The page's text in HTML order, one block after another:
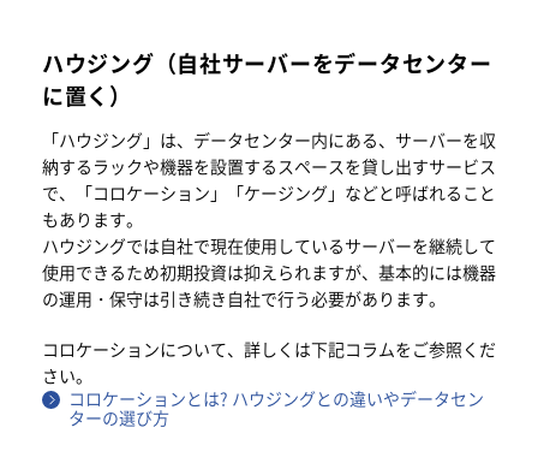
ハウジング（自社サーバーをデータセンター
に置く）
「ハウジング」は、データセンター内にある、サーバーを収
納するラックや機器を設置するスペースを貸し出すサービス
で、「コロケーション」「ケージング」などと呼ばれること
もあります。
ハウジングでは自社で現在使用しているサーバーを継続して
使用できるため初期投資は抑えられますが、基本的には機器
の運用・保守は引き続き自社で行う必要があります。
コロケーションについて、詳しくは下記コラムをご参照くだ
さい。
コロケーションとは? ハウジングとの違いやデータセン
ターの選び方